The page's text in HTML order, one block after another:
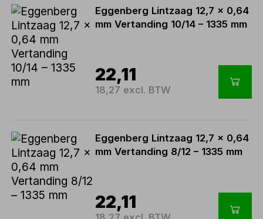
Eggenberg Lintzaag 12,7 x 0,64
mm Vertanding 10/14 – 1335 mm
22,11
18,27 excl. BTW
Eggenberg Lintzaag 12,7 x 0,64
mm Vertanding 8/12 – 1335 mm
22,11